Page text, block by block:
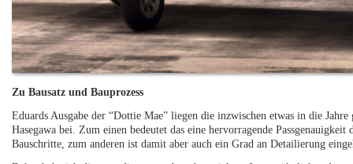
Zu Bausatz und Bauprozess
Eduards Ausgabe der “Dottie Mae” liegen die inzwischen etwas in die
Hasegawa bei. Zum einen bedeutet das eine hervorragende
Bauschritte, zum anderen ist damit aber auch ein Grad an Detailierung